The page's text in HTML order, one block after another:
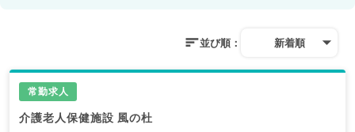
並び順： 新着順
常勤求人
介護老人保健施設 風の杜